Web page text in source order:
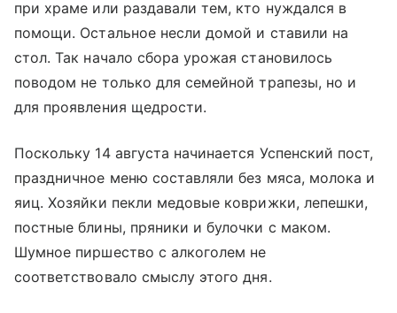
при храме или раздавали тем, кто нуждался в
помощи. Остальное несли домой и ставили на
стол. Так начало сбора урожая становилось
поводом не только для семейной трапезы, но и
для проявления щедрости.
Поскольку 14 августа начинается Успенский пост,
праздничное меню составляли без мяса, молока и
яиц. Хозяйки пекли медовые коврижки, лепешки,
постные блины, пряники и булочки с маком.
Шумное пиршество с алкоголем не
соответствовало смыслу этого дня.